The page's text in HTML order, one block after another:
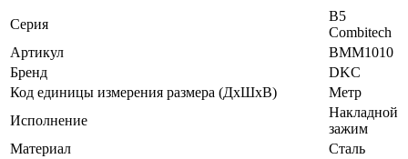
Серия
B5
Combitech
Артикул
BMM1010
Бренд
DKC
Код единицы измерения размера (ДхШхВ)
Метр
Исполнение
Накладной
зажим
Материал
Сталь